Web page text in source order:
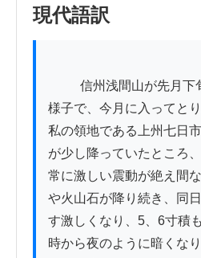
現代語訳
様子で、今月に入ってと
私の領地である上州七日
が少し降っていたところ
常に激しい震動が絶え間
や火山石が降り続き、同
す激しくなり、5、6寸積
時から夜のように暗くな